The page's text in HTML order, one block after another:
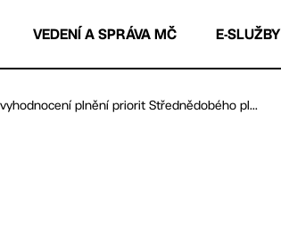
VEDENÍ A SPRÁVA MČ E-SLUŽBY
plnění priorit Střednědobého pl...